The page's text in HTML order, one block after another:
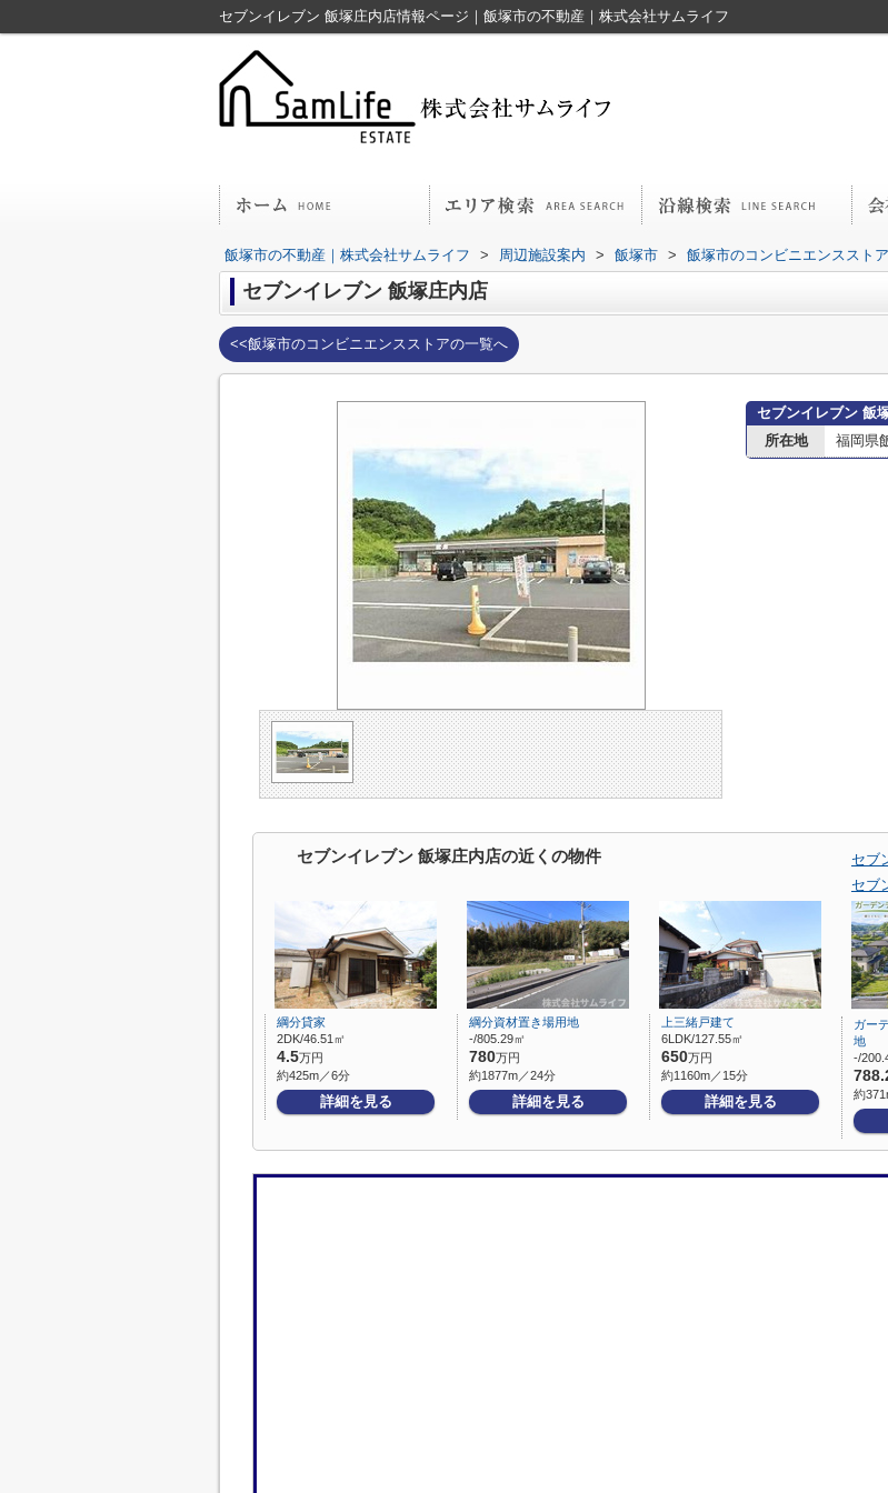
セブンイレブン 飯塚庄内店情報ページ｜飯塚市の不動産｜株式会社サムライフ
飯塚市の不動産｜株式会社サムライフ > 周辺施設案内 > 飯塚市 > 飯塚市のコンビニエンスストア
セブンイレブン 飯塚庄内店
<<飯塚市のコンビニエンスストアの一覧へ
セブンイレブン 飯
所在地
福岡県
セブンイレブン 飯塚庄内店の近くの物件
セブ
セブ
綱分貸家
2DK/46.51㎡
4.5万円
約425m／6分
詳細を見る
綱分資材置き場用地
-/805.29㎡
780万円
約1877m／24分
詳細を見る
上三緒戸建て
6LDK/127.55㎡
650万円
約1160m／15分
詳細を見る
ガー
地
-/
約